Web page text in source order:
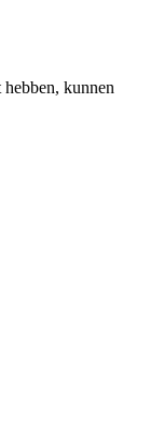
kunnen